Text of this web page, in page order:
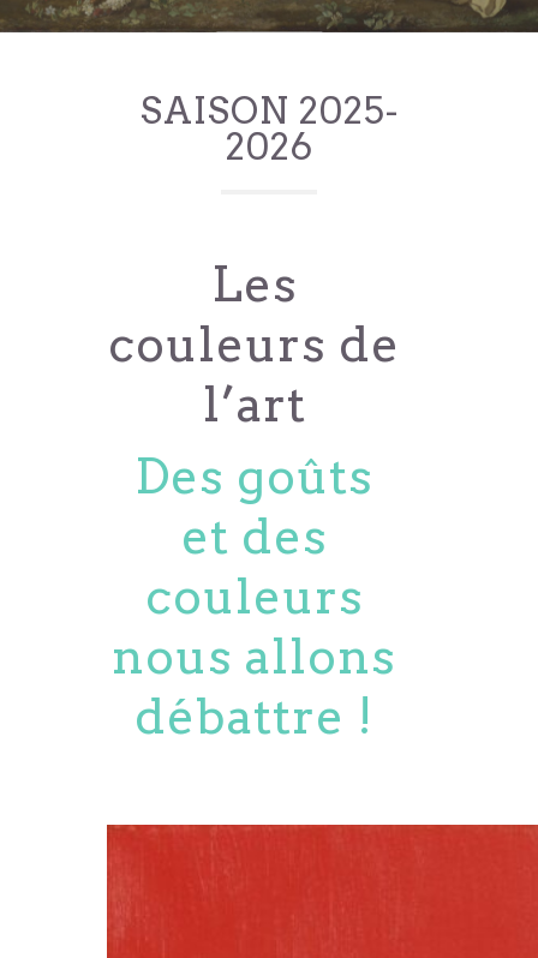
SAISON 2025-
2026
Les
couleurs de
l’art
Des goûts
et des
couleurs
nous allons
débattre !